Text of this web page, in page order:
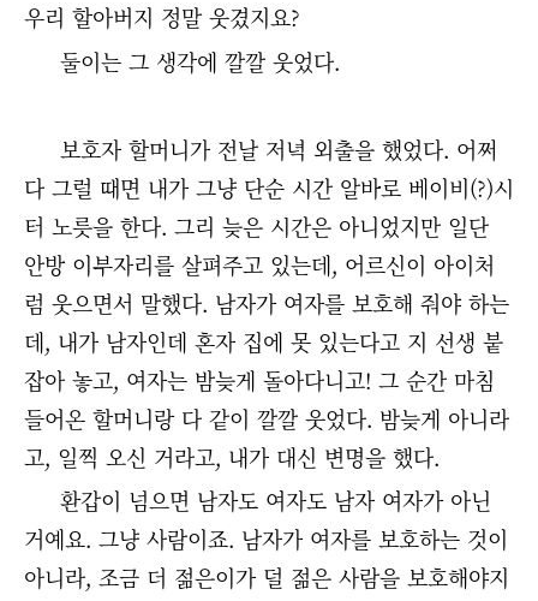
우리 할아버지 정말 웃겼지요?
둘이는 그 생각에 깔깔 웃었다.
보호자 할머니가 전날 저녁 외출을 했었다. 어쩌
다 그럴 때면 내가 그냥 단순 시간 알바로 베이비(?)시
터 노릇을 한다. 그리 늦은 시간은 아니었지만 일단
안방 이부자리를 살펴주고 있는데, 어르신이 아이처
럼 웃으면서 말했다. 남자가 여자를 보호해 줘야 하는
데, 내가 남자인데 혼자 집에 못 있는다고 지 선생 붙
잡아 놓고, 여자는 밤늦게 돌아다니고! 그 순간 마침
들어온 할머니랑 다 같이 깔깔 웃었다. 밤늦게 아니라
고, 일찍 오신 거라고, 내가 대신 변명을 했다.
환갑이 넘으면 남자도 여자도 남자 여자가 아닌
거예요. 그냥 사람이죠. 남자가 여자를 보호하는 것이
아니라, 조금 더 젊은이가 덜 젊은 사람을 보호해야지